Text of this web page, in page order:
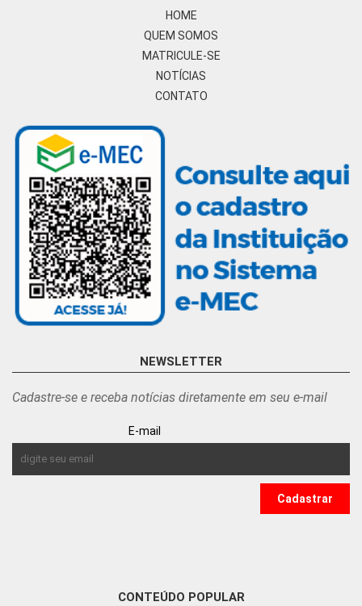
HOME
QUEM SOMOS
MATRICULE-SE
NOTÍCIAS
CONTATO
NEWSLETTER
Cadastre-se e receba notícias diretamente em seu e-mail
E-mail
CONTEÚDO POPULAR